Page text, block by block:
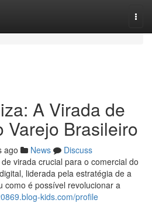
A Virada de
Varejo Brasileiro
ago News
Discuss
virada crucial para o comercial do
liderada pela estratégia de a
como é possível revolucionar a
kids.com/profile